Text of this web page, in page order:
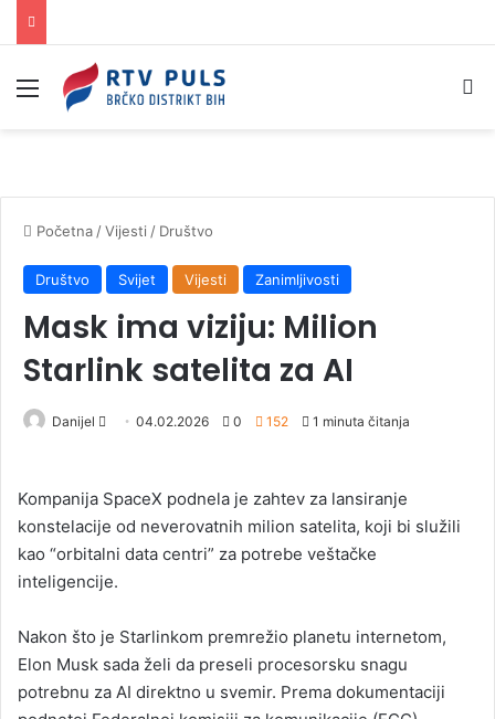
Izbornik
Početna /Vijesti / Društvo
Društvo Svijet Vijesti Zanimljivosti
Mask ima viziju: Milion
Starlink satelita za AI
Danijel
d
a
n
e
a
i
l
04.02.2026 0 152 1 minuta čitanja
Kompanija SpaceX podnela je zahtev za lansiranje
konstelacije od neverovatnih milion satelita, koji bi služili
kao “orbitalni data centri” za potrebe veštačke
inteligencije.
Nakon što je Starlinkom premrežio planetu internetom,
Elon Musk sada želi da preseli procesorsku snagu
potrebnu za AI direktno u svemir. Prema dokumentaciji